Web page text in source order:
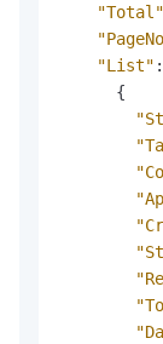
"Total"
"List" :
{